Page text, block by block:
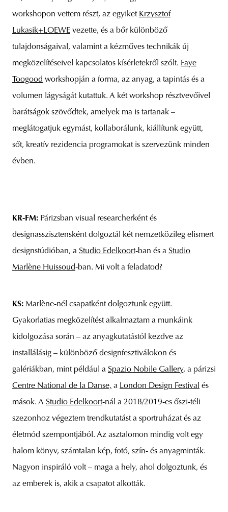
workshopon vettem részt, az egyiket Krzysztof
Lukasik+LOEWE vezette, és a bőr különböző
tulajdonságaival, valamint a kézműves technikák új
megközelítéseivel kapcsolatos kísérletekről szólt. Faye
Toogood workshopján a forma, az anyag, a tapintás és a
volumen lágyságát kutattuk. A két workshop résztvevőivel
barátságok szövődtek, amelyek ma is tartanak –
meglátogatjuk egymást, kollaborálunk, kiállítunk együtt,
sőt, kreatív rezidencia programokat is szervezünk minden
évben.
KR-FM: Párizsban visual researcherként és
designasszisztensként dolgoztál két nemzetközileg elismert
designstúdióban, a Studio Edelkoort-ban és a Studio
Marlène Huissoud-ban. Mi volt a feladatod?
KS: Marlène-nél csapatként dolgoztunk együtt.
Gyakorlatias megközelítést alkalmaztam a munkáink
kidolgozása során – az anyagkutatástól kezdve az
installálásig – különböző designfesztiválokon és
galériákban, mint például a Spazio Nobile Gallery, a párizsi
Centre National de la Danse, a London Design Festival és
mások. A Studio Edelkoort-nál a 2018/2019-es őszi-téli
szezonhoz végeztem trendkutatást a sportruházat és az
életmód szempontjából. Az asztalomon mindig volt egy
halom könyv, számtalan kép, fotó, szín- és anyagminták.
Nagyon inspiráló volt – maga a hely, ahol dolgoztunk, és
az emberek is, akik a csapatot alkották.